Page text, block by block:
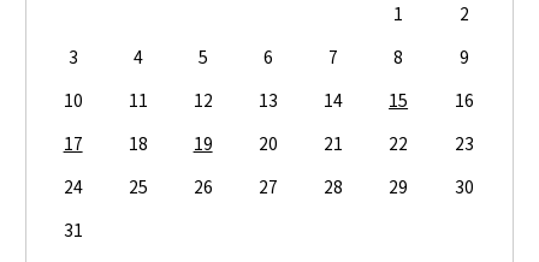
1
2
3
4 5 6 7 8
9
10
11 12 13 14 15
16
17
18 19 20 21 22
23
24
25 26 27 28 29
30
31